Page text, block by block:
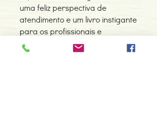
uma feliz perspectiva de
atendimento e um livro instigante
para os profissionais e
estudantes de MTC e
acupuntura e para todos os que